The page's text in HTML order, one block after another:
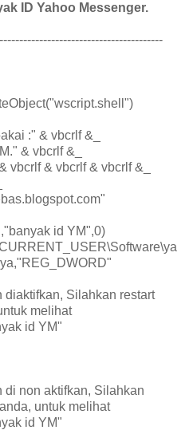
ID Yahoo Messenger.
:" & vbcrlf &_
& vbcrlf &_
vbcrlf & vbcrlf & vbcrlf &_
id YM",0)
diaktifkan, Silahkan restart
melihat
id YM"
di non aktifkan, Silahkan
untuk melihat
id YM"